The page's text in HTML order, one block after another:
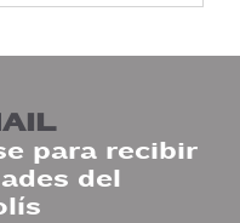
para recibir
del